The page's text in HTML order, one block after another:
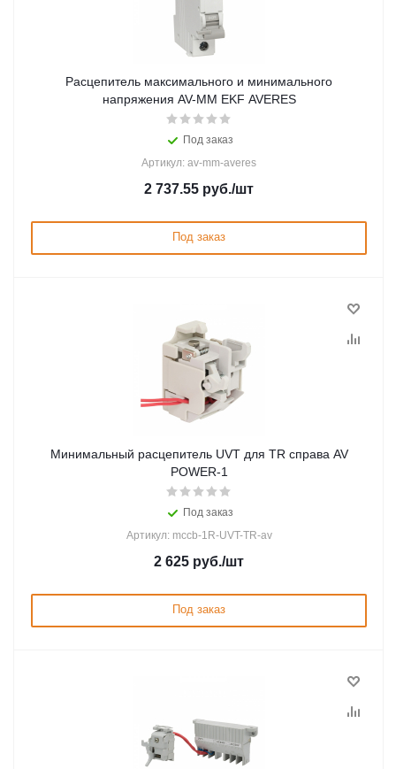
Расцепитель максимального и минимального
напряжения AV-MM EKF AVERES
Под заказ
Артикул: av-mm-averes
2 737.55 руб./шт
Под заказ
Минимальный расцепитель UVT для TR справа AV
POWER-1
Под заказ
Артикул: mccb-1R-UVT-TR-av
2 625 руб./шт
Под заказ